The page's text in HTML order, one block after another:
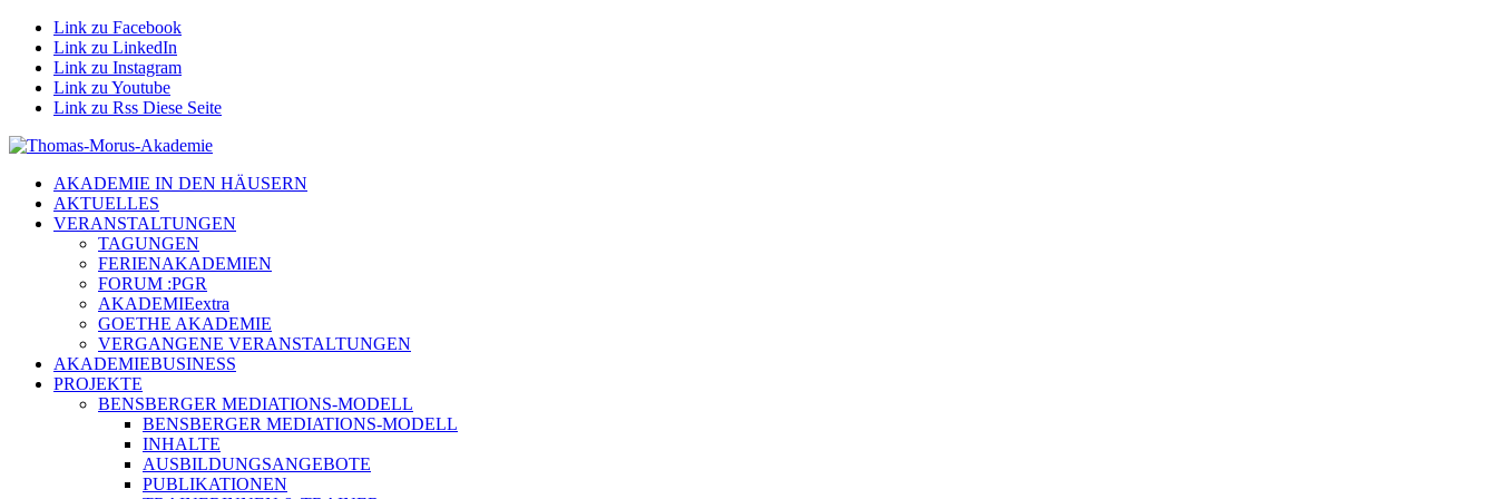
Link zu Facebook
Link zu LinkedIn
Link zu Instagram
Link zu Youtube
Link zu Rss Diese Seite
AKADEMIE IN DEN HÄUSERN
AKTUELLES
VERANSTALTUNGEN
TAGUNGEN
FERIENAKADEMIEN
FORUM :PGR
AKADEMIEextra
GOETHE AKADEMIE
VERGANGENE VERANSTALTUNGEN
AKADEMIEBUSINESS
PROJEKTE
BENSBERGER MEDIATIONS-MODELL
BENSBERGER MEDIATIONS-MODELL
INHALTE
AUSBILDUNGSANGEBOTE
PUBLIKATIONEN